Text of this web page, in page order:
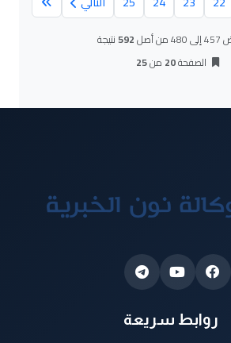
أصل 592نتيجة
الصفحة20 من25
روابط سريعة